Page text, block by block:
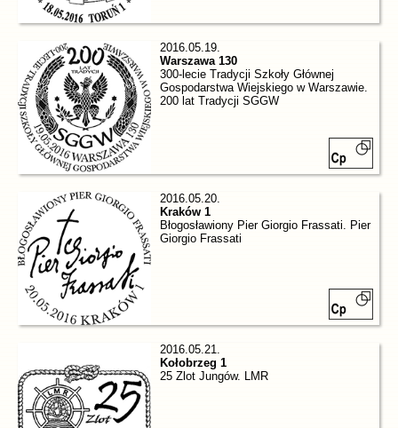
2016.05.19.
Warszawa 130
300-lecie Tradycji Szkoły Głównej
Gospodarstwa Wiejskiego w Warszawie.
200 lat Tradycji SGGW
2016.05.20.
Kraków 1
Błogosławiony Pier Giorgio Frassati. Pier
Giorgio Frassati
2016.05.21.
Kołobrzeg 1
25 Zlot Jungów. LMR